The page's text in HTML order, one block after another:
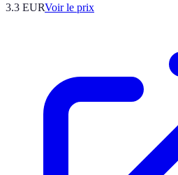
3.3 EURVoir le prix